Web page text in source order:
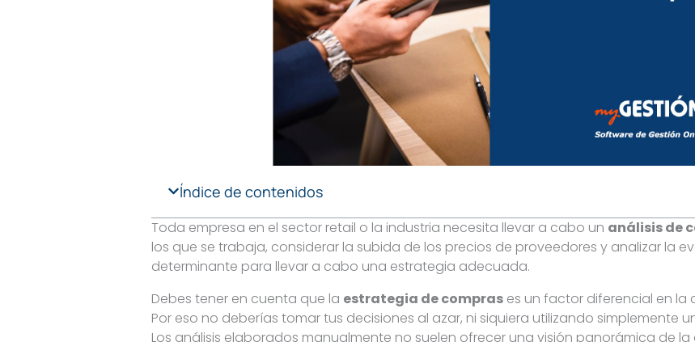
Índice de contenidos
Toda empresa en el sector retail o la industria necesita llevar a cabo un análisis de
los que se trabaja, considerar la subida de los precios de proveedores y analizar la
determinante para llevar a cabo una estrategia adecuada.
Debes tener en cuenta que la estrategia de compras es un factor diferencial en
Por eso no deberías tomar tus decisiones al azar, ni siquiera utilizando simplemente
Los análisis elaborados manualmente no suelen ofrecer una visión panorámica de